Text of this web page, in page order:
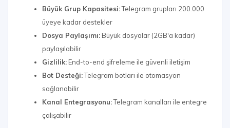
Büyük Grup Kapasitesi:Telegram grupları 200.000
üyeye kadar destekler
Dosya Paylaşımı: Büyük dosyalar (2GB'a kadar)
paylaşılabilir
Gizlilik: End-to-end şifreleme ile güvenli iletişim
Bot Desteği:Telegram botları ile otomasyon
sağlanabilir
Kanal Entegrasyonu:Telegram kanalları ile entegre
çalışabilir